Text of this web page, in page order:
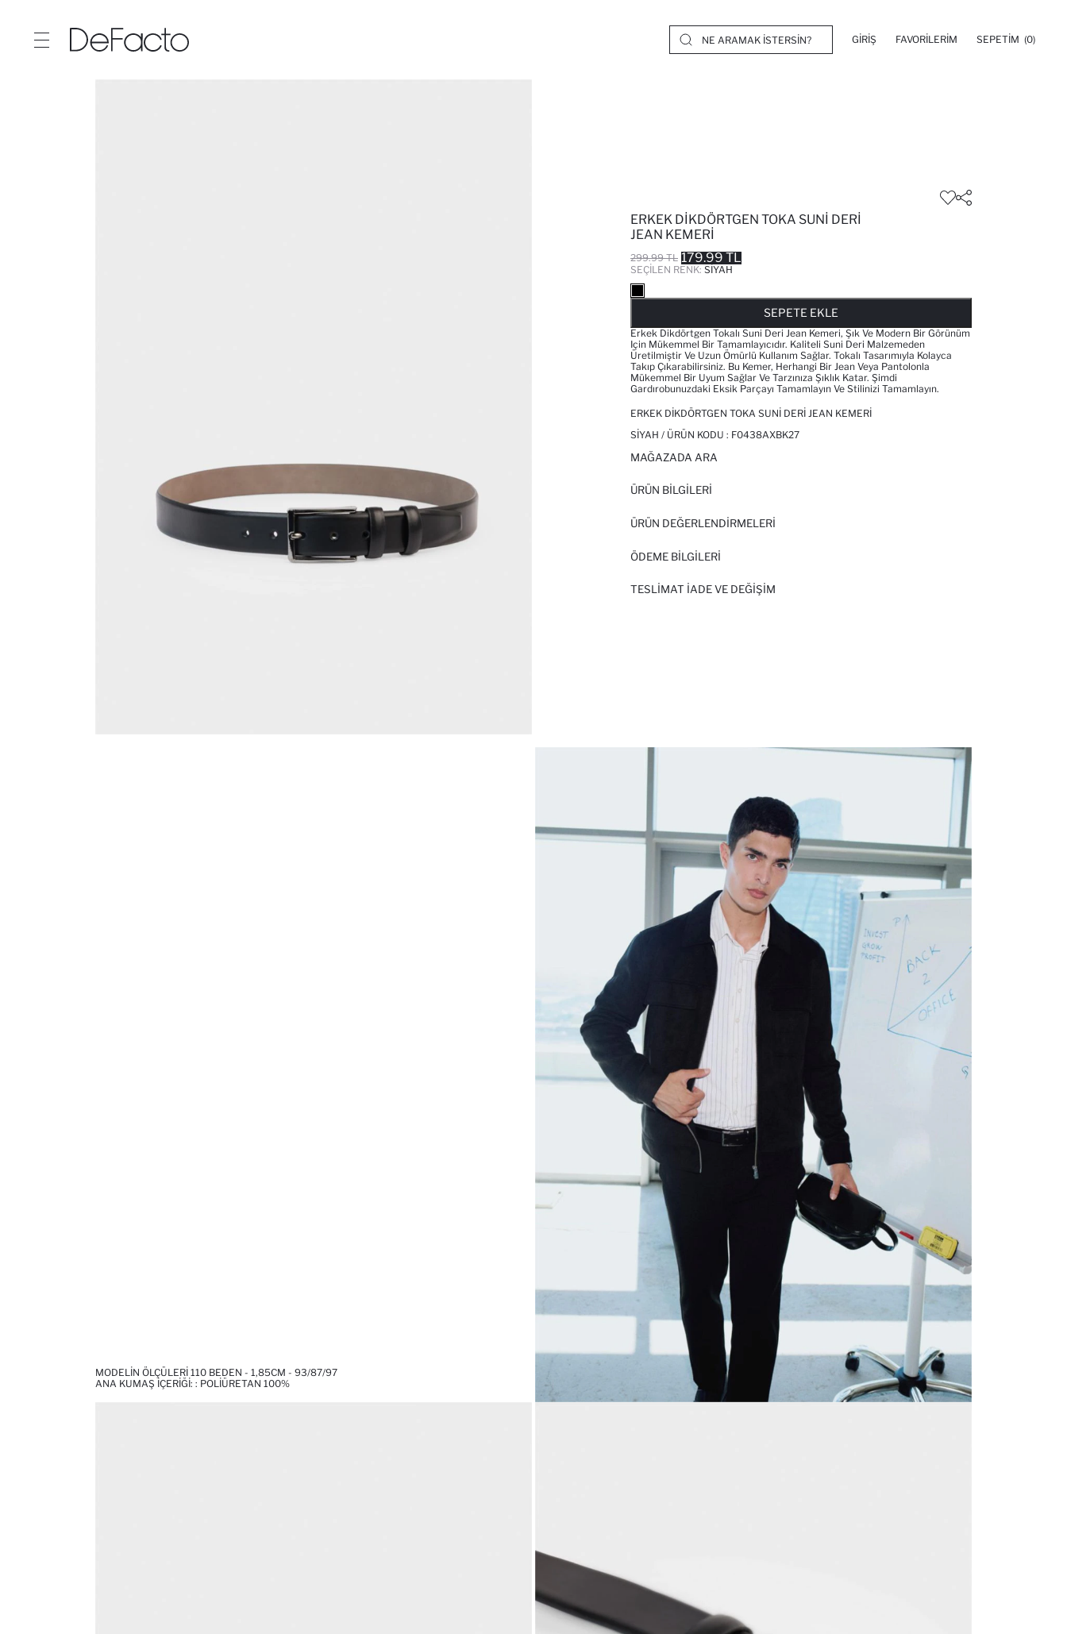
GIRIŞ FAVORILERIM SEPETIM (0)
ERKEK DIKDÖRTGEN TOKA SUNI DERI
JEAN KEMERI
299.99 TL 179.99 TL
SEÇILEN RENK: SIYAH
SEPETE EKLE
Erkek Dikdörtgen Tokalı Suni Deri Jean Kemeri, Şık Ve Modern Bir Görünüm
Için Mükemmel Bir Tamamlayıcıdır. Kaliteli Suni Deri Malzemeden
Üretilmiştir Ve Uzun Ömürlü Kullanım Sağlar. Tokalı Tasarımıyla Kolayca
Takıp Çıkarabilirsiniz. Bu Kemer, Herhangi Bir Jean Veya Pantolonla
Mükemmel Bir Uyum Sağlar Ve Tarzınıza Şıklık Katar. Şimdi
Gardırobunuzdaki Eksik Parçayı Tamamlayın Ve Stilinizi Tamamlayın.
ERKEK DIKDÖRTGEN TOKA SUNI DERI JEAN KEMERI
SIYAH / ÜRÜN KODU : F0438AXBK27
MAĞAZADA ARA
ÜRÜN BILGILERI
ÜRÜN DEĞERLENDİRMELERİ
ÖDEME BİLGİLERİ
TESLIMAT İADE VE DEĞIŞIM
MODELIN ÖLÇÜLERI 110 BEDEN - 1,85CM - 93/87/97
ANA KUMAŞ İÇERIĞI: : POLIÜRETAN 100%